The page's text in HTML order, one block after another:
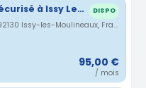
Parking couvert sécurisé à Issy Les Moulineaux DISPO
6 Boulevard Garibaldi, 92130 Issy-les-Moulineaux, France · 3.36 km
95,00 €
/ mois